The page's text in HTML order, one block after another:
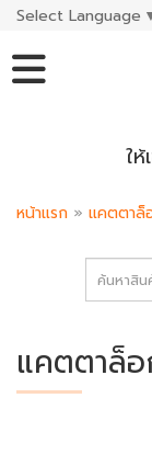
Select Language
ใ
หน้าแรก » แคตตาล็
แคตตาล็